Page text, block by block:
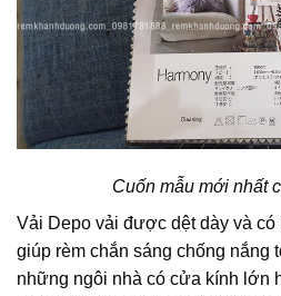
Cuốn mẫu mới nhất
Vải Depo vải được dệt dày và
giúp rèm chắn sáng chống nắng
những ngôi nhà có cửa kính lớn